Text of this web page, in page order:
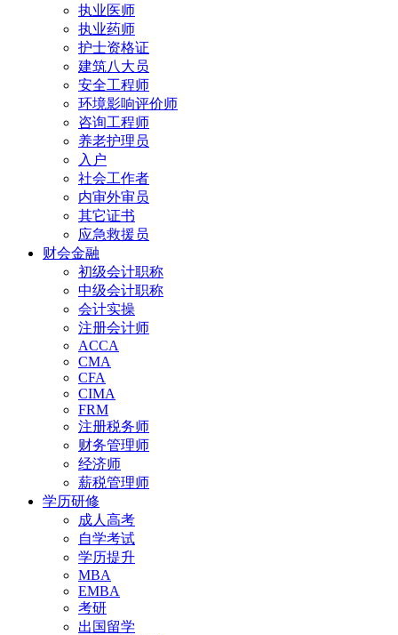
执业医师
执业药师
护士资格证
建筑八大员
安全工程师
环境影响评价师
咨询工程师
养老护理员
入户
社会工作者
内审外审员
其它证书
应急救援员
财会金融
初级会计职称
中级会计职称
会计实操
注册会计师
ACCA
CMA
CFA
CIMA
FRM
注册税务师
财务管理师
经济师
薪税管理师
学历研修
成人高考
自学考试
学历提升
MBA
EMBA
考研
出国留学